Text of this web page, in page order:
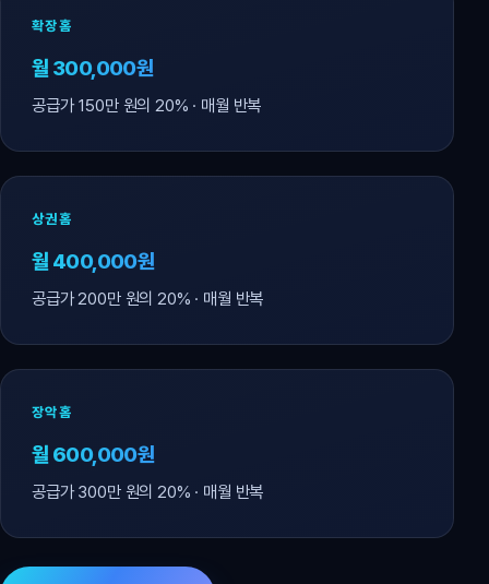
확장홈
월 300,000원
공급가 150만 원의 20% · 매월 반복
상권홈
월 400,000원
공급가 200만 원의 20% · 매월 반복
장악홈
월 600,000원
공급가 300만 원의 20% · 매월 반복